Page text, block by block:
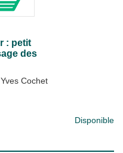
: petit
des
Yves Cochet
Disponible